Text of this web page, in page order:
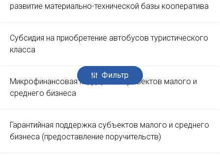
Фильтр
развитие материально-технической базы кооператива
Субсидия на приобретение автобусов туристического
класса
Микрофинансовая поддержка субъектов малого и
среднего бизнеса
Гарантийная поддержка субъектов малого и среднего
бизнеса (предоставление поручительств)